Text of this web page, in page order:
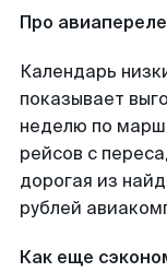
Про
Календарь
показывает
неделю по
рейсов с
дорогая из
рублей
Как еще